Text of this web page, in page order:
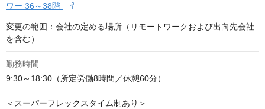
ワー 36～38階
変更の範囲：会社の定める場所（リモートワークおよび出向先会社
を含む）
勤務時間
9:30～18:30（所定労働8時間／休憩60分）
＜スーパーフレックスタイム制あり＞